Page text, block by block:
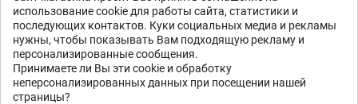
использование cookie для работы сайта, статистики и
последующих контактов. Куки социальных медиа и рекламы
нужны, чтобы показывать Вам подходящую рекламу и
персонализированные сообщения.
Принимаете ли Вы эти cookie и обработку
неперсонализированных данных при посещении нашей
страницы?